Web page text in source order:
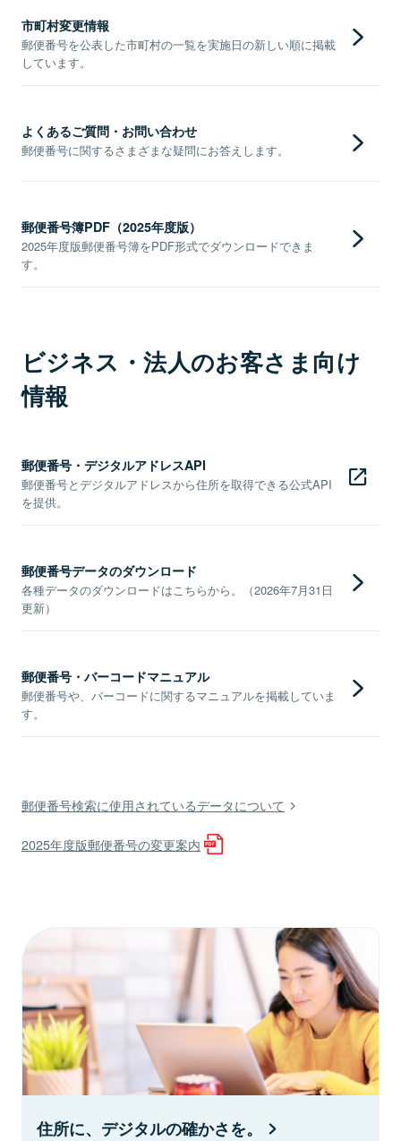
市町村変更情報
郵便番号を公表した市町村の一覧を実施日の新しい順に掲載
しています。
よくあるご質問・お問い合わせ
郵便番号に関するさまざまな疑問にお答えします。
郵便番号簿PDF（2025年度版）
2025年度版郵便番号簿をPDF形式でダウンロードできま
す。
ビジネス・法人のお客さま向け
情報
郵便番号・デジタルアドレスAPI
郵便番号とデジタルアドレスから住所を取得できる公式API
を提供。
郵便番号データのダウンロード
各種データのダウンロードはこちらから。（2026年7月31日
更新）
郵便番号・バーコードマニュアル
郵便番号や、バーコードに関するマニュアルを掲載していま
す。
郵便番号検索に使用されているデータについて
2025年度版郵便番号の変更案内
住所に、デジタルの確かさを。